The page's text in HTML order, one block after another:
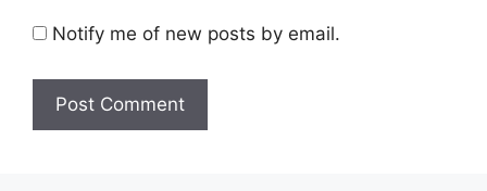
Notify me of new posts by email.